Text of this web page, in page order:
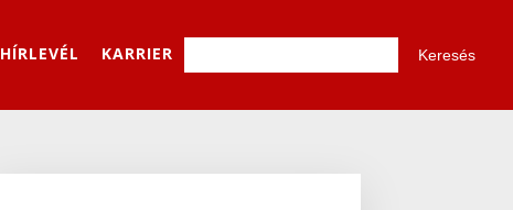
HÍRLEVÉL KARRIER